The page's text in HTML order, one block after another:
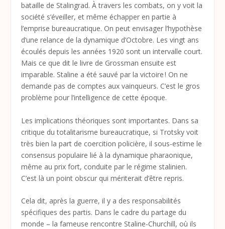
bataille de Stalingrad. À travers les combats, on y voit la
société s’éveiller, et même échapper en partie à
l’emprise bureaucratique. On peut envisager l’hypothèse
d’une relance de la dynamique d’Octobre. Les vingt ans
écoulés depuis les années 1920 sont un intervalle court.
Mais ce que dit le livre de Grossman ensuite est
imparable. Staline a été sauvé par la victoire ! On ne
demande pas de comptes aux vainqueurs. C’est le gros
problème pour l’intelligence de cette époque.
Les implications théoriques sont importantes. Dans sa
critique du totalitarisme bureaucratique, si Trotsky voit
très bien la part de coercition policière, il sous-estime le
consensus populaire lié à la dynamique pharaonique,
même au prix fort, conduite par le régime stalinien.
C’est là un point obscur qui mériterait d’être repris.
Cela dit, après la guerre, il y a des responsabilités
spécifiques des partis. Dans le cadre du partage du
monde – la fameuse rencontre ­Staline-Churchill, où ils